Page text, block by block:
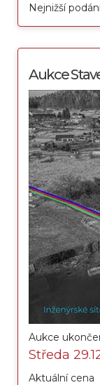
Nejnižší
Aukce
Aukce
Středa
Aktuální cena